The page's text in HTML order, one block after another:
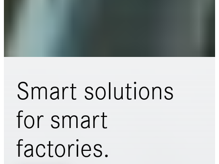
Smart solutions
for smart
factories.